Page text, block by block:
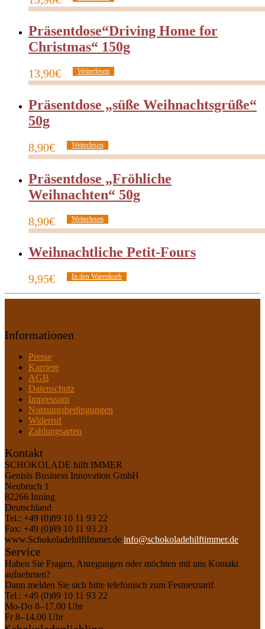
Präsentdose“Driving Home for
Christmas“ 150g
13,90€ Weiterlesen
Präsentdose „süße Weihnachtsgrüße“
50g
8,90€ Weiterlesen
Präsentdose „Fröhliche
Weihnachten“ 50g
8,90€ Weiterlesen
Weihnachtliche Petit-Fours
9,95€ In den Warenkorb
Informationen
Presse
Karriere
AGB
Datenschutz
Impressum
Nutzungsbedingungen
Widerruf
Zahlungsarten
Kontakt
SCHOKOLADE hilft IMMER
Genisis Business Innovation GmbH
Neubruch 1
82266 Inning
Deutschland
Tel.: +49 (0)89 10 11 93 22
Fax: +49 (0)89 10 11 93 23
www.SchokoladehilftImmer.de info@schokoladehilftimmer.de
Service
Haben Sie Fragen, Anregungen oder möchten mit uns Kontakt
aufnehmen?
Dann melden Sie sich bitte telefonisch zum Festnetztarif
Tel.: +49 (0)89 10 11 93 22
Mo-Do 8–17.00 Uhr
Fr 8–14.00 Uhr